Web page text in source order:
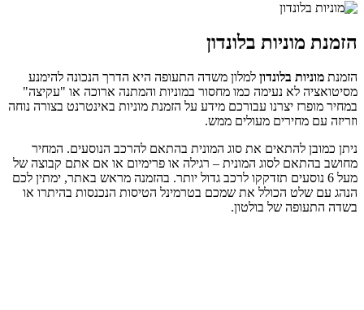
הזמנת מוניות בלונדון
הזמנת מוניות בלונדון למלון משדה התעופה היא הדרך הנכונה להימנע
מסיטואציה לא נעימה כמו מחסור במוניות והמתנה ארוכה או "עקיצה"
במחיר מופרז יצרנו עבורכם מידע על הזמנת מוניות באינטרנט בצורה נוחה
וזריזה עם מחירים מעולים ממש.
ניתן כמובן להתאים את סוג המונית בהתאם להרכב הנוסעים. המחיר
מחושב בהתאם לסוג המונית – רגילה או פרימיום או אם אתם קבוצה של
מעל 6 נוסעים תזדקקו לרכב גדול יותר. בהזמנה מראש באתר, ימתין לכם
הנהג עם שלט הכולל את שמכם בטרמינל הטיסות הנכנסות בהיתרו או
בשדה התעופה של בולטון.